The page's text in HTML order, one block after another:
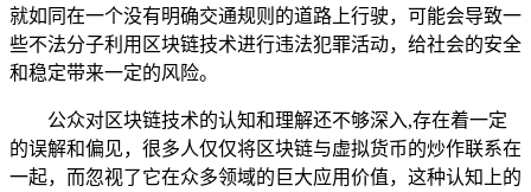
就如同在一个没有明确交通规则的道路上行驶，可能会导致一
些不法分子利用区块链技术进行违法犯罪活动，给社会的安全
和稳定带来一定的风险。
公众对区块链技术的认知和理解还不够深入,存在着一定
的误解和偏见，很多人仅仅将区块链与虚拟货币的炒作联系在
一起，而忽视了它在众多领域的巨大应用价值，这种认知上的